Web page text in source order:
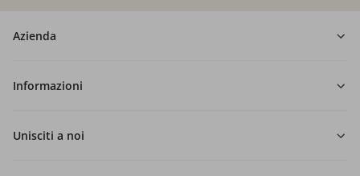
Azienda
Informazioni
Unisciti a noi